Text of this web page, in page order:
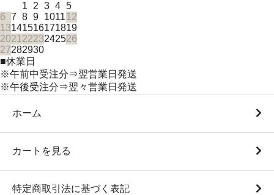
1 2 3 4 5
6
7 8 9 101112
13141516171819
20212223242526
27282930
■休業日
※午前中受注分⇒翌営業日発送
※午後受注分⇒翌々営業日発送
ホーム
カートを見る
特定商取引法に基づく表記